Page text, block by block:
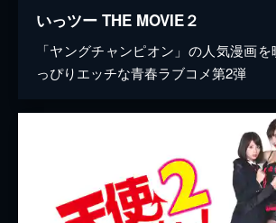
いっツー THE MOVIE２
「ヤングチャンピオン」の人気漫画
っぴりエッチな青春ラブコメ第2弾